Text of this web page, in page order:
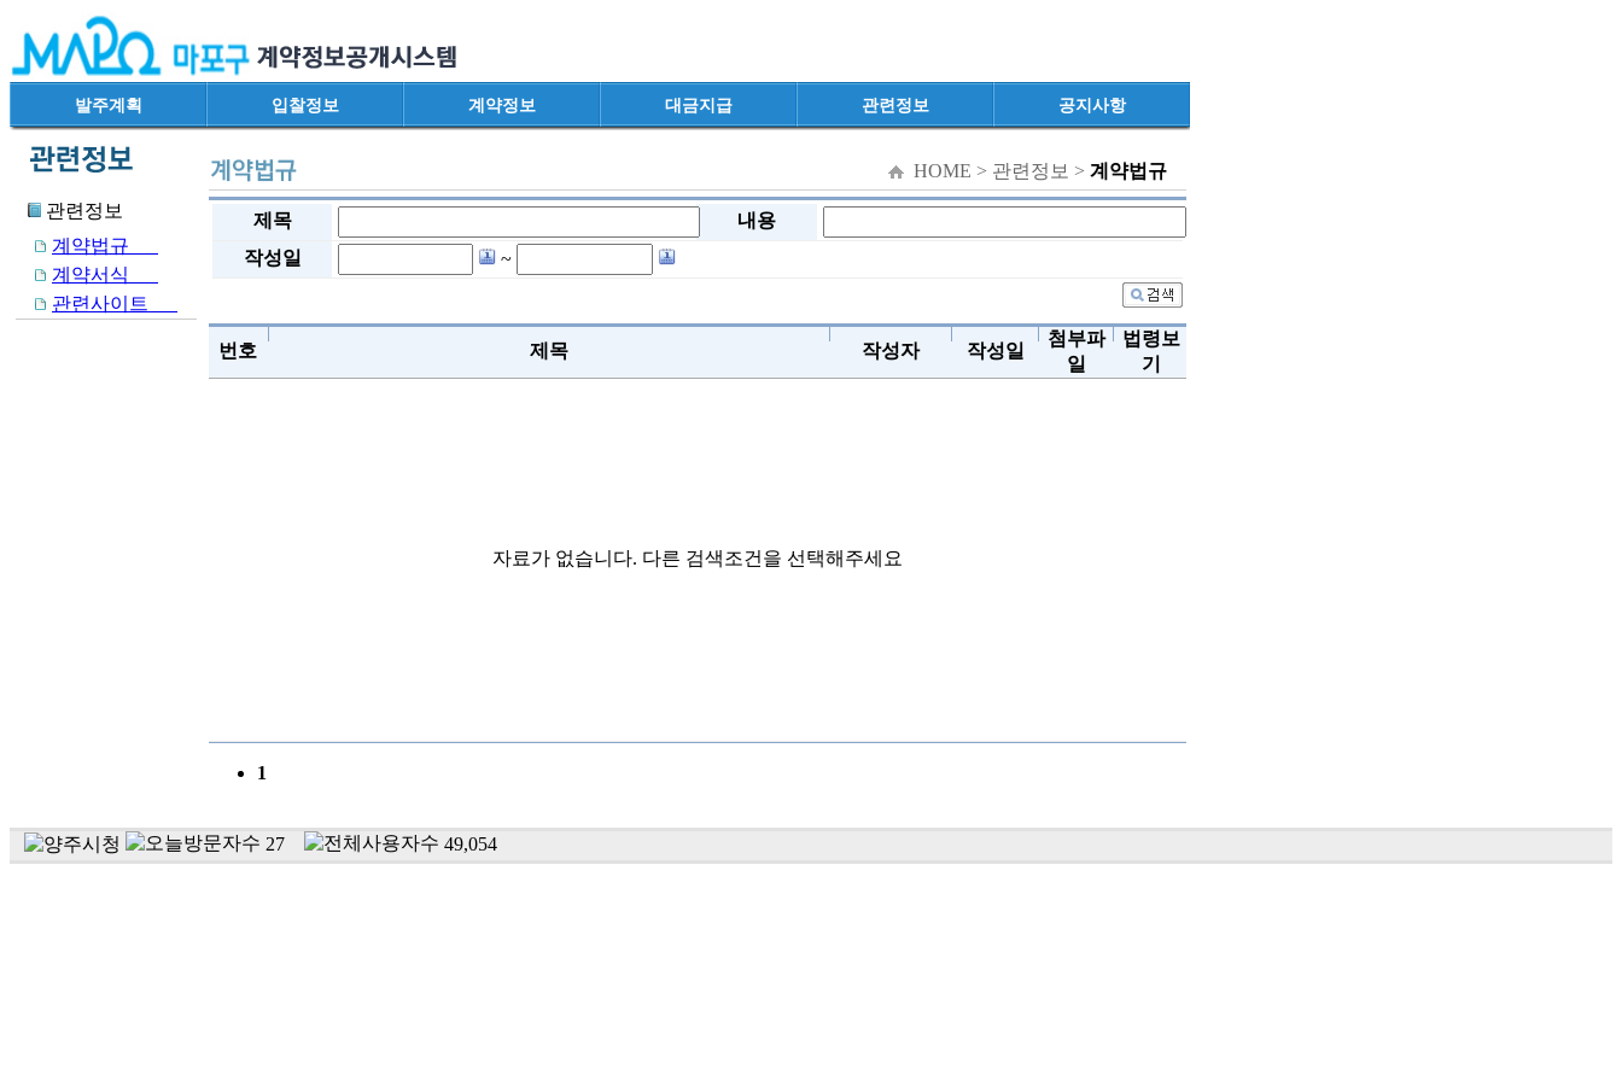
발주계획 입찰정보 계약정보 대금지급 관련정보 공지사항
관련정보
계약법규
계약서식
관련사이트
HOME > 관련정보 > 계약법규
제목
내용
작성일
~
번호 제목 작성자 작성일
첨부파
일
법령보
기
자료가 없습니다. 다른 검색조건을 선택해주세요
1
27 49,054